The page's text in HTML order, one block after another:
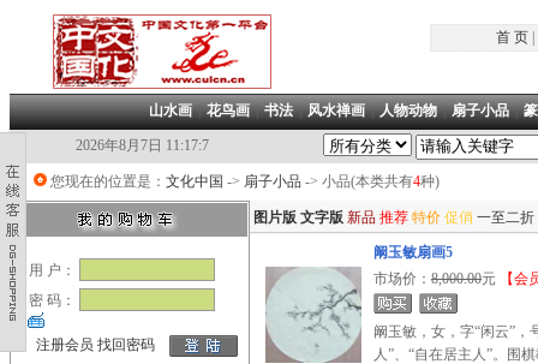
首 页|
山水画|花鸟画|书法|风水禅画|人物动物|扇子小品|
2026年8月7日 11:17:8
您现在的位置是： 文化中国 -> 扇子小品 -> 小品(本类共有4种)
用 户：
密 码：
注册会员 找回密码
图片版 文字版 新品 推荐 特价 促俏 一至二折
阚玉敏扇画5
市场价： 8,000.00元 【会
阚玉敏，女，字“闲云”，
人”、“自在居主人”。围